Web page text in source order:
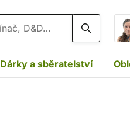
Dárky a sběratelství